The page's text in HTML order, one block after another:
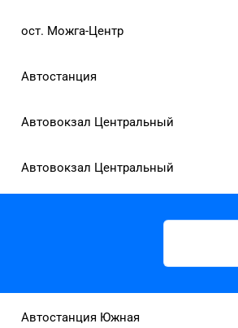
ост. Можга-Центр
Автостанция
Автовокзал Центральный
Автовокзал Центральный
Автостанция Южная